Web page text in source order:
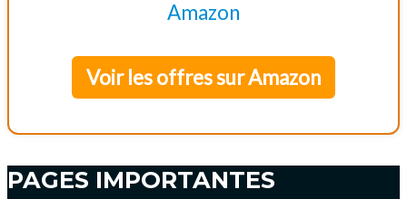
Voir les offres sur Amazon
PAGES IMPORTANTES